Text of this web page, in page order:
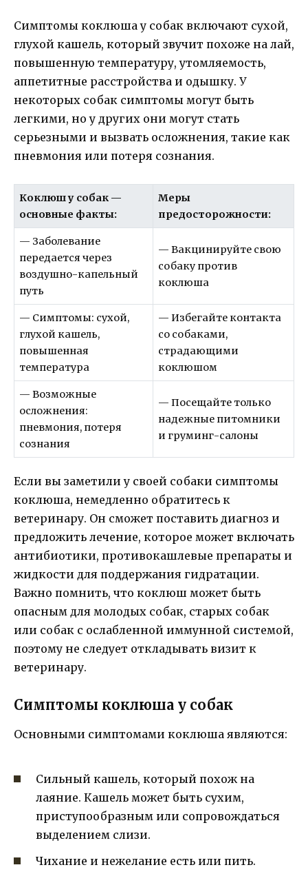
Симптомы коклюша у собак включают сухой,
глухой кашель, который звучит похоже на лай,
повышенную температуру, утомляемость,
аппетитные расстройства и одышку. У
некоторых собак симптомы могут быть
легкими, но у других они могут стать
серьезными и вызвать осложнения, такие как
пневмония или потеря сознания.
Коклюш у собак —
основные факты:
Меры
предосторожности:
— Заболевание
передается через
воздушно-капельный
путь
— Вакцинируйте свою
собаку против
коклюша
— Симптомы: сухой,
глухой кашель,
повышенная
температура
— Избегайте контакта
со собаками,
страдающими
коклюшом
— Возможные
осложнения:
пневмония, потеря
сознания
— Посещайте только
надежные питомники
и груминг-салоны
Если вы заметили у своей собаки симптомы
коклюша, немедленно обратитесь к
ветеринару. Он сможет поставить диагноз и
предложить лечение, которое может включать
антибиотики, противокашлевые препараты и
жидкости для поддержания гидратации.
Важно помнить, что коклюш может быть
опасным для молодых собак, старых собак
или собак с ослабленной иммунной системой,
поэтому не следует откладывать визит к
ветеринару.
Симптомы коклюша у собак
Основными симптомами коклюша являются:
Сильный кашель, который похож на
лаяние. Кашель может быть сухим,
приступообразным или сопровождаться
выделением слизи.
Чихание и нежелание есть или пить.